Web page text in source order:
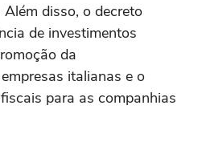
disso, o decreto
de investimentos
da
italianas e o
para as companhias